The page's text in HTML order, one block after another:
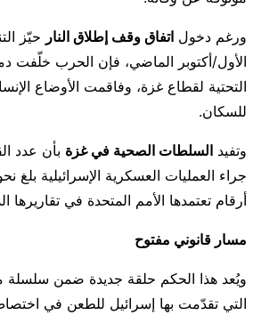
ورغم دخول اتفاق وقف إطلاق النار
الأول/أكتوبر الماضي، فإن الحرب خلّفت
التحتية لقطاع غزة، وفاقمت الأوضاع
للسكان.
وتفيد السلطات الصحية في غزة بأن عدد
جراء العمليات العسكرية الإسرائيلية بلغ
أرقام تعتمدها الأمم المتحدة في تقاريرها
مسار قانوني مفتوح
ويُعد هذا الحكم حلقة جديدة ضمن سلسلة
التي تقدّمت بها إسرائيل للطعن في